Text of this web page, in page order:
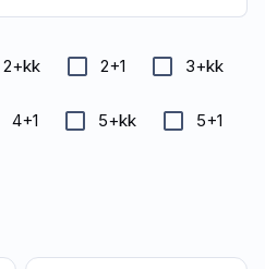
2+kk 2+1 3+kk
4+1 5+kk 5+1